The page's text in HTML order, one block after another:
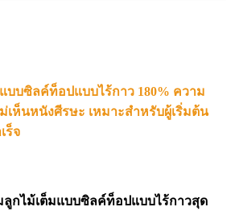
บบซิลค์ท็อปแบบไร้กาว 180% ความ
เห็นหนังศีรษะ เหมาะสำหรับผู้เริ่มต้น
ร็จ
กไม้เต็มแบบซิลค์ท็อปแบบไร้กาวสุด